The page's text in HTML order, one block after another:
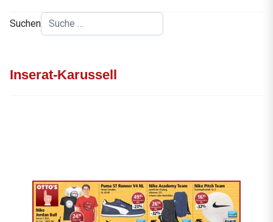
Suchen
Inserat-Karussell